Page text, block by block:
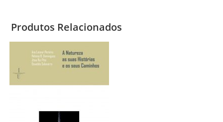
Produtos Relacionados